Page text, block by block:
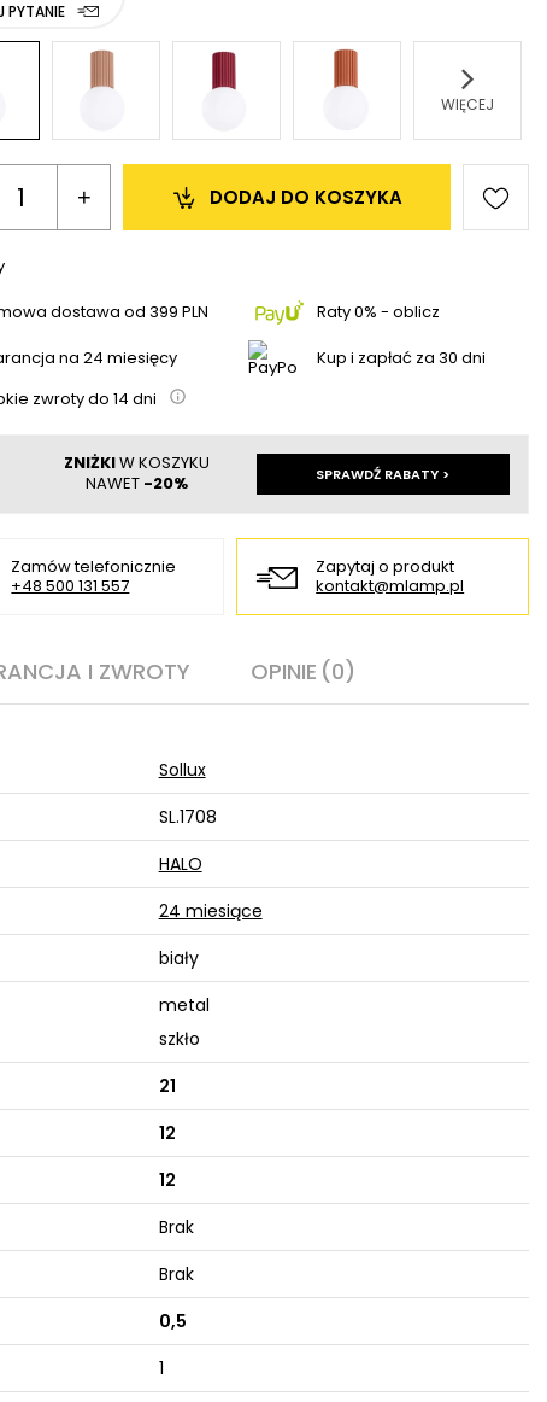
PYTANIE
WIĘCEJ
+ DO KOSZYKA
dostawa od399 PLN
Raty 0% - oblicz
na 24 miesięcy
Kup i zapłać za 30 dni
zwroty do 14 dni
ZNIŻKIW KOSZYKU
NAWET -20% SPRAWDŹ RABATY >
Zamów telefonicznie
+48 500 131 557
Zapytaj o produkt
kontakt@mlamp.pl
I ZWROTY OPINIE (0)
Sollux
SL.1708
HALO
24 miesiące
biały
metal
szkło
21
12
12
Brak
Brak
0,5
1